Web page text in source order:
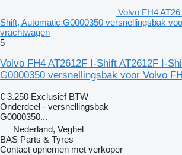
Volvo FH4
Shift, Automatic G0000350 versnellingsbak
vrachtwagen
5
Volvo FH4 AT2612F I-Shift AT2612F I-
G0000350 versnellingsbak voor Volvo
€ 3.250 Exclusief BTW
Onderdeel - versnellingsbak
G0000350...
Nederland, Veghel
BAS Parts & Tyres
Contact opnemen met verkoper